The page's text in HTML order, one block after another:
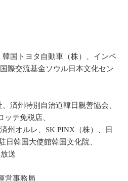
国トヨタ自動車（株）、インペ
際交流基金ソウル日本文化セン
済州特別自治道韓日親善協会、
テ免税店、
州オルレ、SK PINX（株）、日
日韓国大使館韓国文化院、
送
営事務局